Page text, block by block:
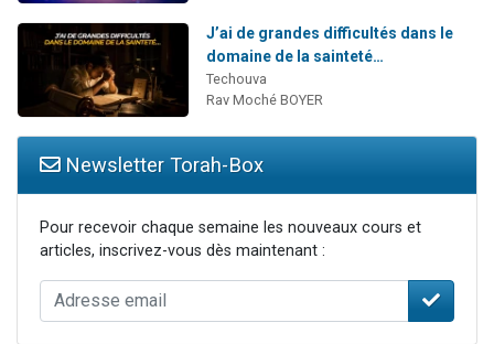
J’ai de grandes difficultés dans le
domaine de la sainteté…
Techouva
Rav Moché BOYER
Newsletter Torah-Box
Pour recevoir chaque semaine les nouveaux cours et
articles, inscrivez-vous dès maintenant :